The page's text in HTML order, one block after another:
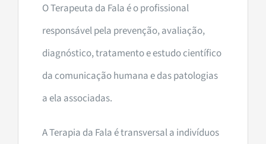
O Terapeuta da Fala é o profissional
responsável pela prevenção, avaliação,
diagnóstico, tratamento e estudo científico
da comunicação humana e das patologias
a ela associadas.
A Terapia da Fala é transversal a indivíduos